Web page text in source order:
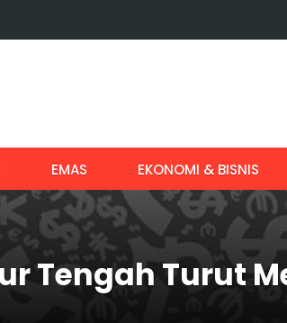
EMAS EKONOMI & BISNIS
Tengah Turut